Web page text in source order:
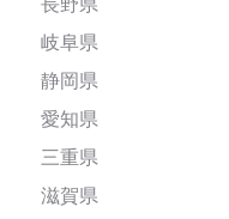
長野県
岐阜県
静岡県
愛知県
三重県
滋賀県